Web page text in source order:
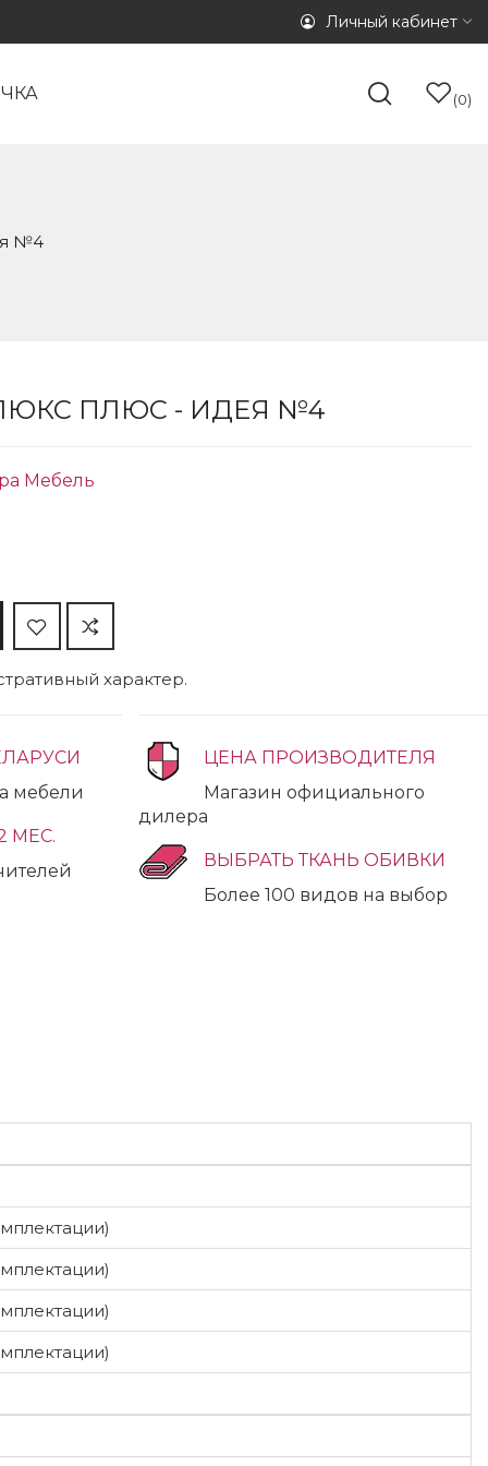
Личный кабинет
0
№4
ПЛЮС - ИДЕЯ №4
Мебель
характер.
мебели
МЕС.
ЦЕНА ПРОИЗВОДИТЕЛЯ
Магазин официального
дилера
ВЫБРАТЬ ТКАНЬ ОБИВКИ
Более 100 видов на выбор